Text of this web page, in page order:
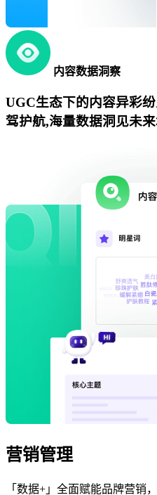
内容数据洞察
UGC生态下的内容异彩
驾护航,海量数据洞见未来
营销管理
「数据+」全面赋能品牌营销